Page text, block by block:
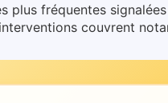
plus fréquentes
interventions couvrent